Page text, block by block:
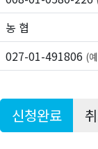
농 협
027-01-491806 (
신청완료